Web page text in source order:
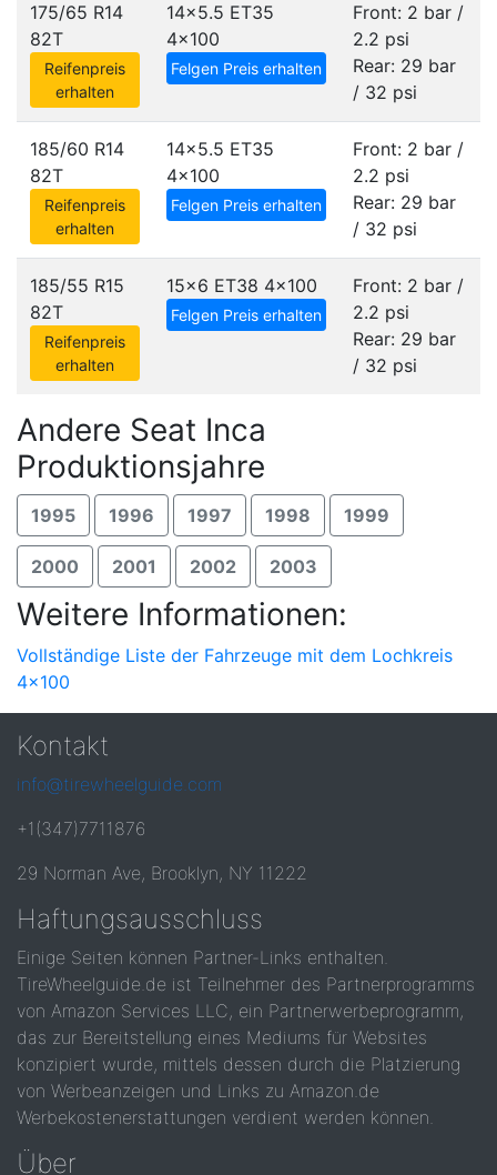
175/65 R14
82T
Reifenpreis
erhalten
14x5.5 ET35
4x100
Felgen Preis erhalten
Front: 2 bar /
2.2 psi
Rear: 29 bar
/ 32 psi
185/60 R14
82T
Reifenpreis
erhalten
14x5.5 ET35
4x100
Felgen Preis erhalten
Front: 2 bar /
2.2 psi
Rear: 29 bar
/ 32 psi
185/55 R15
82T
Reifenpreis
erhalten
15x6 ET38 4x100
Felgen Preis erhalten
Front: 2 bar /
2.2 psi
Rear: 29 bar
/ 32 psi
Andere Seat Inca
Produktionsjahre
1995 1996 1997 1998 1999
2000 2001 2002 2003
Weitere Informationen:
Vollständige Liste der Fahrzeuge mit dem Lochkreis
4x100
Kontakt
info@tirewheelguide.com
+1(347)7711876
29 Norman Ave, Brooklyn, NY 11222
Haftungsausschluss
Einige Seiten können Partner-Links enthalten.
TireWheelguide.de ist Teilnehmer des Partnerprogramms
von Amazon Services LLC, ein Partnerwerbeprogramm,
das zur Bereitstellung eines Mediums für Websites
konzipiert wurde, mittels dessen durch die Platzierung
von Werbeanzeigen und Links zu Amazon.de
Werbekostenerstattungen verdient werden können.
Über